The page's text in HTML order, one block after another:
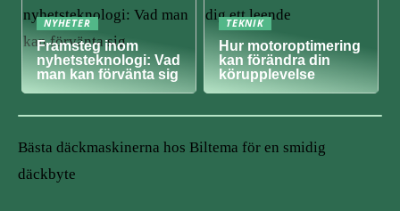
NYHETER
Framsteg inom
nyhetsteknologi: Vad
man kan förvänta sig
TEKNIK
Hur motoroptimering
kan förändra din
körupplevelse
Bästa däckmaskinerna hos Biltema för en smidig
däckbyte